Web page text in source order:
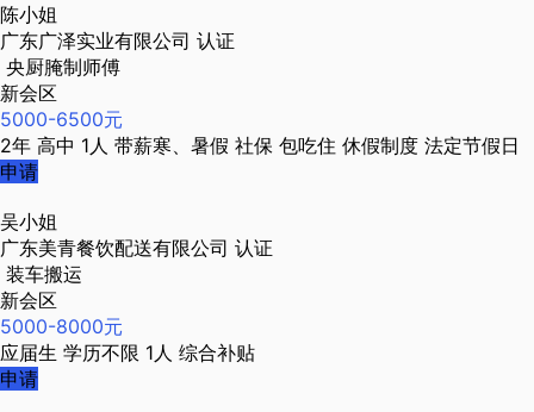
陈小姐
广东广泽实业有限公司 认证
央厨腌制师傅
新会区
5000-6500元
2年 高中 1人 带薪寒、暑假 社保 包吃住 休假制度 法定节假日
申请
吴小姐
广东美青餐饮配送有限公司 认证
装车搬运
新会区
5000-8000元
应届生 学历不限 1人 综合补贴
申请